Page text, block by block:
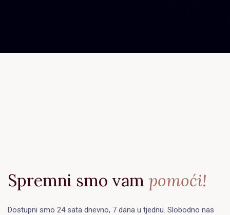
Spremni smo vam pomoći!
Dostupni smo 24 sata dnevno, 7 dana u tjednu. Slobodno nas